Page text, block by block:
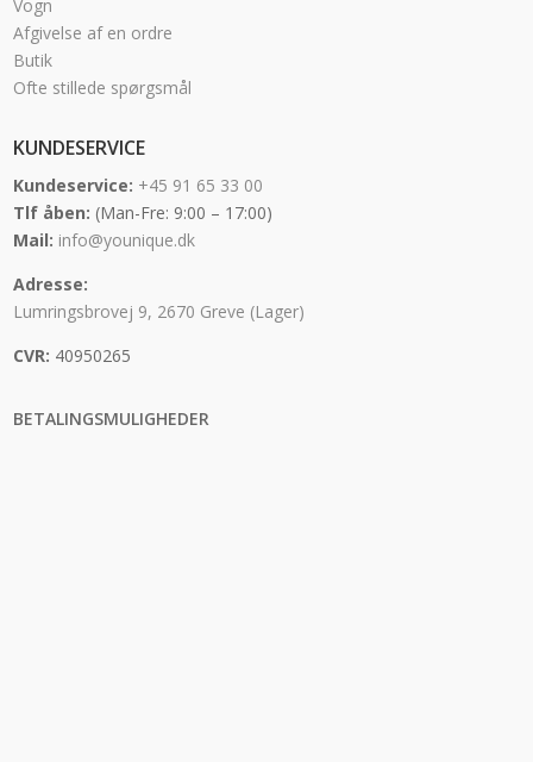
Vogn
Afgivelse af en ordre
Butik
Ofte stillede spørgsmål
KUNDESERVICE
Kundeservice: +45 91 65 33 00
Tlf åben: (Man-Fre: 9:00 – 17:00)
Mail: info@younique.dk
Adresse:
Lumringsbrovej 9, 2670 Greve (Lager)
CVR: 40950265
BETALINGSMULIGHEDER